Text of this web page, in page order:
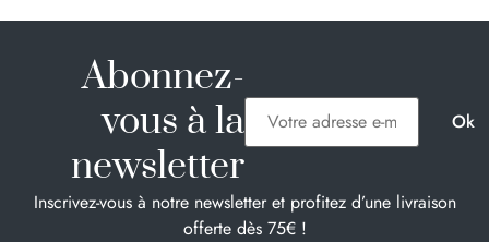
Abonnez-
vous à la
newsletter
Inscrivez-vous à notre newsletter et profitez d’une livraison
offerte dès 75€ !